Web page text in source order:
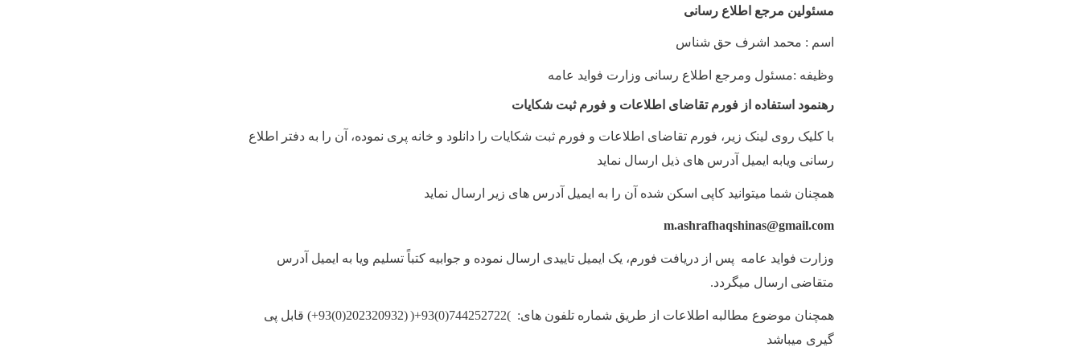
مسئولین مرجع اطلاع رسانی
اسم : محمد اشرف حق شناس
وظیفه :مسئول ومرجع اطلاع رسانی وزارت فواید عامه
رهنمود استفاده از فورم تقاضای اطلاعات و فورم ثبت شکایات
با کلیک روی لینک زیر، فورم تقاضای اطلاعات و فورم ثبت شکایات را دانلود و خانه پری نموده، آن را به دفتر اطلاع
رسانی ویابه ایمیل آدرس های ذیل ارسال نماید
همچنان شما میتوانید کاپی اسکن شده آن را به ایمیل آدرس های زیر ارسال نماید
m.ashrafhaqshinas@gmail.com
وزارت فواید عامه پس از دریافت فورم، یک ایمیل تاییدی ارسال نموده و جوابیه کتباً تسلیم ویا به ایمیل آدرس
متقاضی ارسال میگردد.
همچنان موضوع مطالبه اطلاعات از طریق شماره تلفون های: (
+93(0)744252722
)
(
+93(0)202320932) قابل پی
گیری میباشد